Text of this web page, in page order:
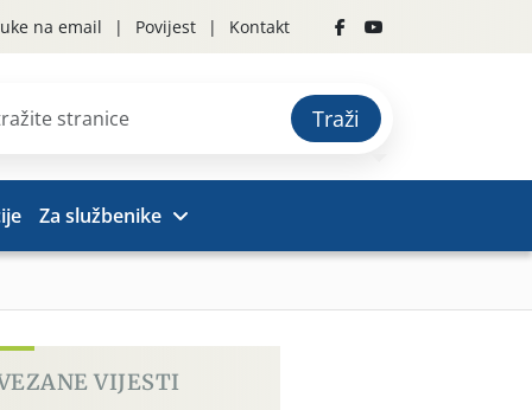
na email Povijest Kontakt
Traži
Za službenike
VIJESTI